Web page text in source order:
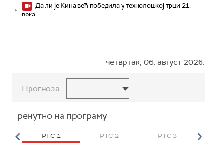
Да ли је Кина већ победила у технолошкој трци 21.
века
четвртак, 06. август 2026.
Прогноза
Тренутно на програму
РТС 1 РТС 2 РТС 3